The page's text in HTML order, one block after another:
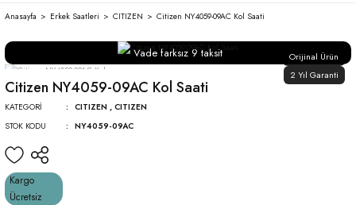
Astron
Conceptual
Anasayfa Erkek Saatleri CITIZEN Citizen NY4059-09AC Kol Saati
Orijinal Ürün
2 Yıl Garanti
Vade farksız 9 taksit
Citizen NY4059-09AC Kol Saati
KATEGORI CITIZEN , CITIZEN
STOK KODU
NY4059-09AC
Kargo
Ücretsiz